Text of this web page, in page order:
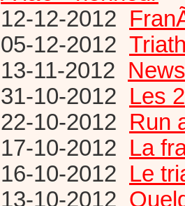
12-12-2012
05-12-2012
13-11-2012
31-10-2012 Les
22-10-2012 Run
17-10-2012 La
16-10-2012 Le
13-10-2012